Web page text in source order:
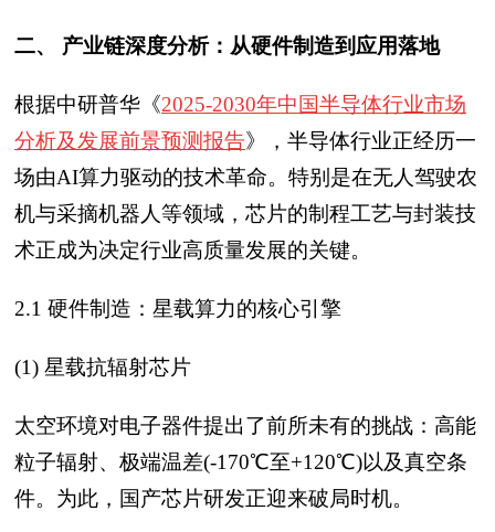
二、 产业链深度分析：从硬件制造到应用落地
根据中研普华《2025-2030年中国半导体行业市场
分析及发展前景预测报告》，半导体行业正经历一
场由AI算力驱动的技术革命。特别是在无人驾驶农
机与采摘机器人等领域，芯片的制程工艺与封装技
术正成为决定行业高质量发展的关键。
2.1 硬件制造：星载算力的核心引擎
(1) 星载抗辐射芯片
太空环境对电子器件提出了前所未有的挑战：高能
粒子辐射、极端温差(-170℃至+120℃)以及真空条
件。为此，国产芯片研发正迎来破局时机。